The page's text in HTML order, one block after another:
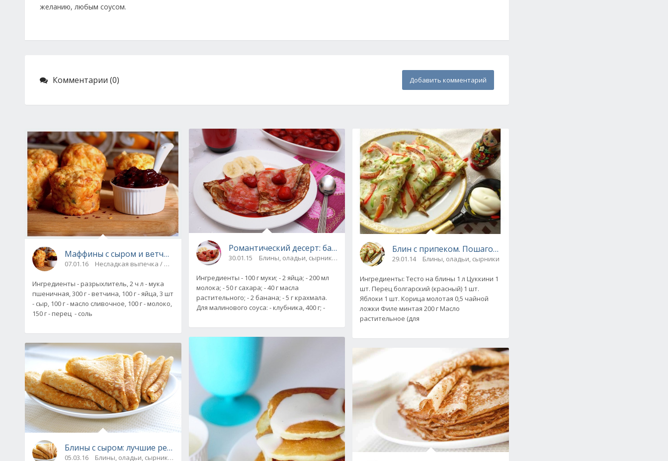
желанию, любым соусом.
Комментарии (0) Добавить комментарий
Маффины с сыром и ветчиной, рецепт с фото
07.01.16 Несладкая выпечка / Печенье, кексы, маффины / На скорую руку
Ингредиенты - разрыхлитель, 2 ч л - мука
пшеничная, 300 г - ветчина, 100 г - яйца, 3 шт
- сыр, 100 г - масло сливочное, 100 г - молоко,
150 г - перец - соль
Блины с сыром: лучшие рецепты
05.03.16 Блины, оладьи, сырники / Завтраки
Романтический десерт: банановые блинчики с клубничным соусом. Рецепт с фото
30.01.15 Блины, оладьи, сырники / Завтраки / Десерты
Ингредиенты - 100 г муки; - 2 яйца; - 200 мл
молока; - 50 г сахара; - 40 г масла
растительного; - 2 банана; - 5 г крахмала.
Для малинового соуса: - клубника, 400 г; -
Блин с припеком. Пошаговый рецепт с фото
29.01.14 Блины, оладьи, сырники
Ингредиенты: Тесто на блины 1 л Цуккини 1
шт. Перец болгарский (красный) 1 шт.
Яблоки 1 шт. Корица молотая 0,5 чайной
ложки Филе минтая 200 г Масло
растительное (для